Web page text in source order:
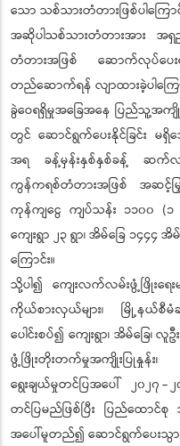
သော သစ်သားတံတားဖြစ်ပါကြော
အဆိုပါသစ်သားတံတားအား
တံတားအဖြစ် ဆောက်လုပ်ပေး
တည်ဆောက်ရန် လျာထားခဲ့ပါကြ
ခွဲဝေရရှိမှုအခြေအနေ ပြည်သူ့အက
တွင် ဆောင်ရွက်ပေးနိုင်ခြင်း မရှိသ
အရ ခန့်မှန်းနှစ်နှစ်ခန့် ဆက်လ
ကွန်ကရစ်တံတားအဖြစ် အဆင့်မ
ကုန်ကျငွေ ကျပ်သန်း ၁၁၀၀ (
ကျေးရွာ ၂၃ ရွာ၊ အိမ်ခြေ ၁၄၄၄
ကြောင်း။
သို့ပါ၍ ကျေးလက်လမ်းဖွံ့ဖြိုးရေ
ကိုယ်စားလှယ်များ၊ မြို့နယ်စီ
ပေါင်းစပ်၍ ကျေးရွာ၊ အိမ်ခြ
ဖွံ့ဖြိုးတိုးတက်မှုအကျိုးပြုနှုန်
ရွေးချယ်မှုတင်ပြအပေါ် ၂၀၂၇ -
တင်ပြမည်ဖြစ်ပြီး ပြည်ထော
အပေါ်မူတည်၍ ဆောင်ရွက်ပေးသွား